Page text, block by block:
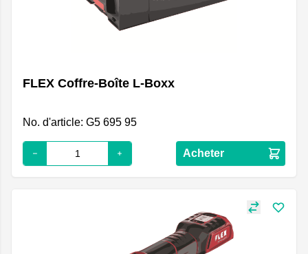
FLEX Coffre-Boîte L-Boxx
No. d'article: G5 695 95
Acheter